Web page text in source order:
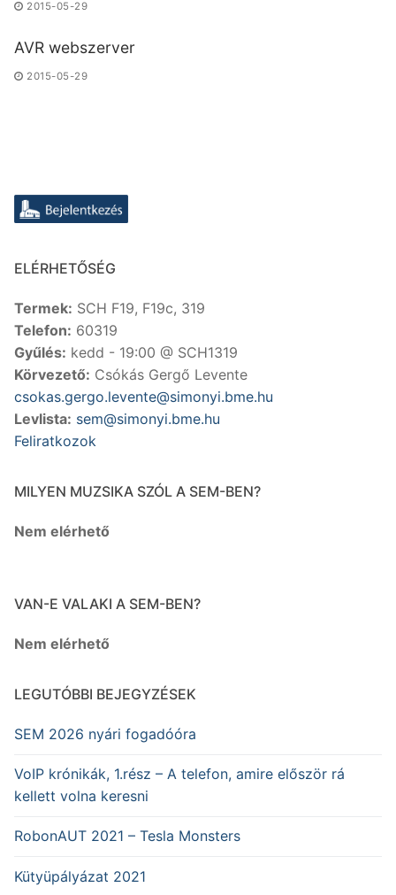
2015-05-29
AVR webszerver
2015-05-29
ELÉRHETŐSÉG
Termek: SCH F19, F19c, 319
Telefon: 60319
Gyűlés: kedd - 19:00 @ SCH1319
Körvezető: Csókás Gergő Levente
csokas.gergo.levente@simonyi.bme.hu
Levlista: sem@simonyi.bme.hu
Feliratkozok
MILYEN MUZSIKA SZÓL A SEM-BEN?
Nem elérhető
VAN-E VALAKI A SEM-BEN?
Nem elérhető
LEGUTÓBBI BEJEGYZÉSEK
SEM 2026 nyári fogadóóra
VoIP krónikák, 1.rész – A telefon, amire először rá
kellett volna keresni
RobonAUT 2021 – Tesla Monsters
Kütyüpályázat 2021